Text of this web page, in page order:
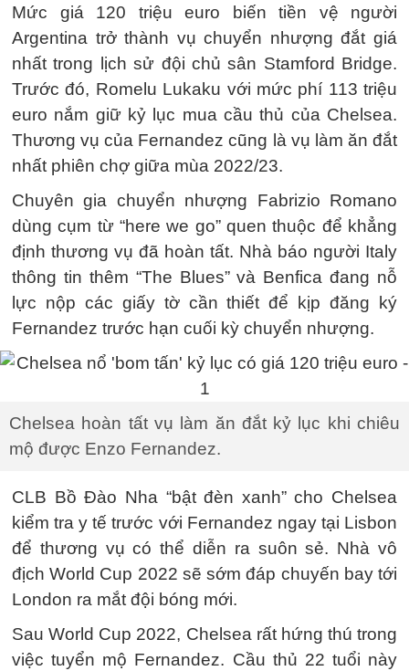
Mức giá 120 triệu euro biến tiền vệ người
Argentina trở thành vụ chuyển nhượng đắt giá
nhất trong lịch sử đội chủ sân Stamford Bridge.
Trước đó, Romelu Lukaku với mức phí 113 triệu
euro nắm giữ kỷ lục mua cầu thủ của Chelsea.
Thương vụ của Fernandez cũng là vụ làm ăn đắt
nhất phiên chợ giữa mùa 2022/23.
Chuyên gia chuyển nhượng Fabrizio Romano
dùng cụm từ “here we go” quen thuộc để khẳng
định thương vụ đã hoàn tất. Nhà báo người Italy
thông tin thêm “The Blues” và Benfica đang nỗ
lực nộp các giấy tờ cần thiết để kịp đăng ký
Fernandez trước hạn cuối kỳ chuyển nhượng.
Chelsea hoàn tất vụ làm ăn đắt kỷ lục khi chiêu
mộ được Enzo Fernandez.
CLB Bồ Đào Nha “bật đèn xanh” cho Chelsea
kiểm tra y tế trước với Fernandez ngay tại Lisbon
để thương vụ có thể diễn ra suôn sẻ. Nhà vô
địch World Cup 2022 sẽ sớm đáp chuyến bay tới
London ra mắt đội bóng mới.
Sau World Cup 2022, Chelsea rất hứng thú trong
việc tuyển mộ Fernandez. Cầu thủ 22 tuổi này